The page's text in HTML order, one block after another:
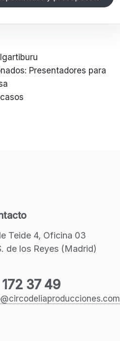
Presentadores para
Teide 4, Oficina 03
de los Reyes (Madrid)
172 37 49